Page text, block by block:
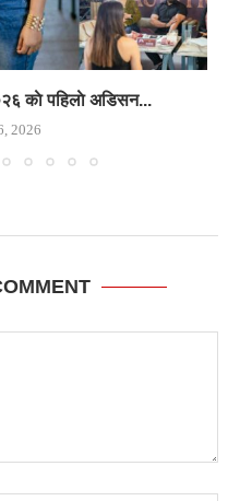
काे पहिलाे अडिसन...
2026